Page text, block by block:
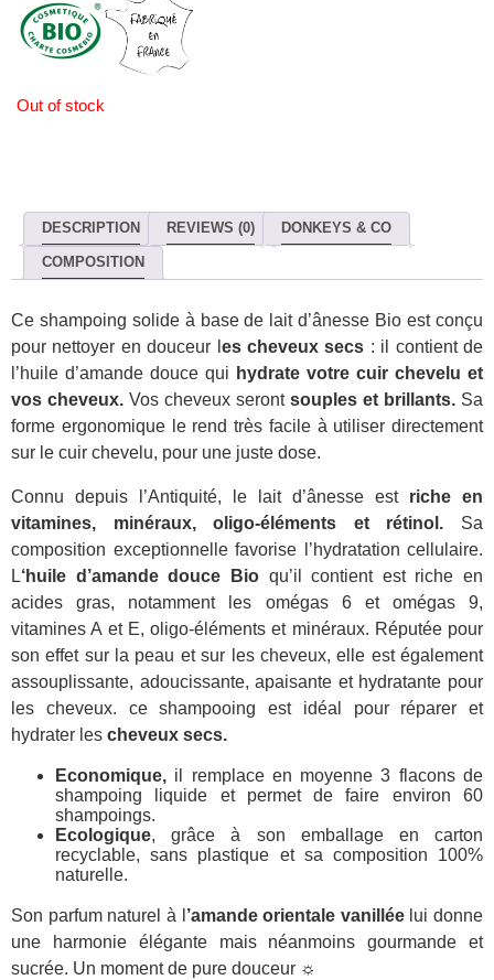
Out of stock
DESCRIPTION REVIEWS (0) DONKEYS & CO
COMPOSITION
Ce shampoing solide à base de lait d’ânesse Bio est conçu
pour nettoyer en douceur l es cheveux secs : il contient de
l’huile d’amande douce qui hydrate votre cuir chevelu et
vos cheveux. Vos cheveux seront souples et brillants. Sa
forme ergonomique le rend très facile à utiliser directement
sur le cuir chevelu, pour une juste dose.
Connu depuis l’Antiquité, le lait d’ânesse est riche en
vitamines, minéraux, oligo-éléments et rétinol. Sa
composition exceptionnelle favorise l’hydratation cellulaire.
L‘huile d’amande douce Bioqu’il contient est riche en
acides gras, notamment les omégas 6 et omégas 9,
vitamines A et E, oligo-éléments et minéraux. Réputée pour
son effet sur la peau et sur les cheveux, elle est également
assouplissante, adoucissante, apaisante et hydratante pour
les cheveux. ce shampooing est idéal pour réparer et
hydrater les cheveux secs.
Economique, il remplace en moyenne 3 flacons de
shampoing liquide et permet de faire environ 60
shampoings.
Ecologique, grâce à son emballage en carton
recyclable, sans plastique et sa composition 100%
naturelle.
Son parfum naturel à l ’amande orientale vanilléelui donne
une harmonie élégante mais néanmoins gourmande et
sucrée. Un moment de pure douceur ☼